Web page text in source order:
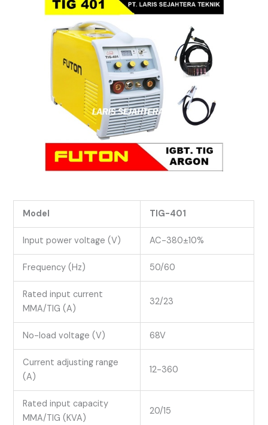
Model TIG-401
Input power voltage (V) AC-380±10%
Frequency (Hz) 50/60
Rated input current
MMA/TIG (A)
32/23
No-load voltage (V) 68V
Current adjusting range
(A)
12-360
Rated input capacity
MMA/TIG (KVA)
20/15